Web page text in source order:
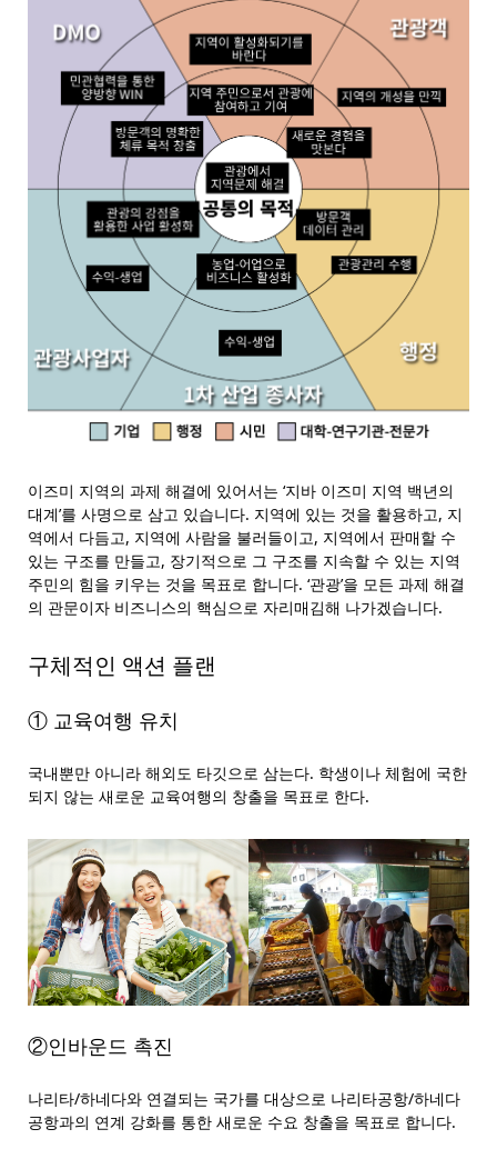
이즈미 지역의 과제 해결에 있어서는 ‘지바 이즈미 지역 백년의
대계’를 사명으로 삼고 있습니다. 지역에 있는 것을 활용하고, 지
역에서 다듬고, 지역에 사람을 불러들이고, 지역에서 판매할 수
있는 구조를 만들고, 장기적으로 그 구조를 지속할 수 있는 지역
주민의 힘을 키우는 것을 목표로 합니다. ‘관광’을 모든 과제 해결
의 관문이자 비즈니스의 핵심으로 자리매김해 나가겠습니다.
구체적인 액션 플랜
① 교육여행 유치
국내뿐만 아니라 해외도 타깃으로 삼는다. 학생이나 체험에 국한
되지 않는 새로운 교육여행의 창출을 목표로 한다.
②인바운드 촉진
나리타/하네다와 연결되는 국가를 대상으로 나리타공항/하네다
공항과의 연계 강화를 통한 새로운 수요 창출을 목표로 합니다.